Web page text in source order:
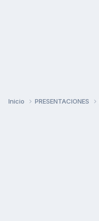
Inicio PRESENTACIONES